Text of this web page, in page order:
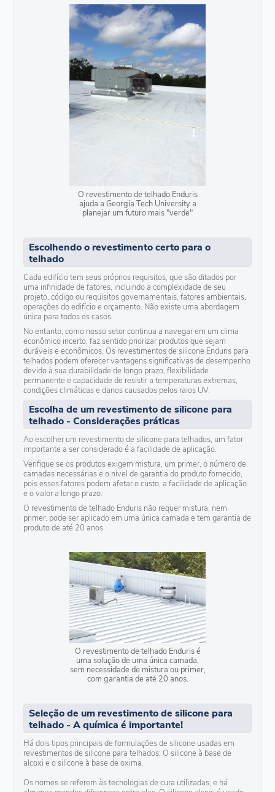
O revestimento de telhado Enduris
ajuda a Georgia Tech University a
planejar um futuro mais "verde"
Escolhendo o revestimento certo para o
telhado
Cada edifício tem seus próprios requisitos, que são ditados por
uma infinidade de fatores, incluindo a complexidade de seu
projeto, código ou requisitos governamentais, fatores ambientais,
operações do edifício e orçamento. Não existe uma abordagem
única para todos os casos.
No entanto, como nosso setor continua a navegar em um clima
econômico incerto, faz sentido priorizar produtos que sejam
duráveis e econômicos. Os revestimentos de silicone Enduris para
telhados podem oferecer vantagens significativas de desempenho
devido à sua durabilidade de longo prazo, flexibilidade
permanente e capacidade de resistir a temperaturas extremas,
condições climáticas e danos causados pelos raios UV.
Escolha de um revestimento de silicone para
telhado - Considerações práticas
Ao escolher um revestimento de silicone para telhados, um fator
importante a ser considerado é a facilidade de aplicação.
Verifique se os produtos exigem mistura, um primer, o número de
camadas necessárias e o nível de garantia do produto fornecido,
pois esses fatores podem afetar o custo, a facilidade de aplicação
e o valor a longo prazo.
O revestimento de telhado Enduris não requer mistura, nem
primer, pode ser aplicado em uma única camada e tem garantia de
produto de até 20 anos.
O revestimento de telhado Enduris é
uma solução de uma única camada,
sem necessidade de mistura ou primer,
com garantia de até 20 anos.
Seleção de um revestimento de silicone para
telhado - A química é importante!
Há dois tipos principais de formulações de silicone usadas em
revestimentos de silicone para telhados: O silicone à base de
alcoxi e o silicone à base de oxima.
Os nomes se referem às tecnologias de cura utilizadas, e há